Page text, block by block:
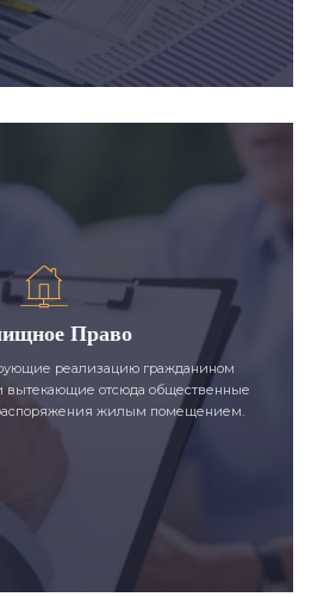
Право
реализацию гражданином
вытекающие отсюда общественные
жилым помещением.